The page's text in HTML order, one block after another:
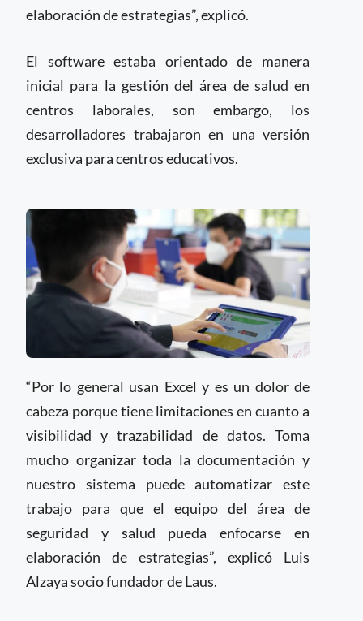
elaboración de estrategias”, explicó.
El software estaba orientado de manera
inicial para la gestión del área de salud en
centros laborales, son embargo, los
desarrolladores trabajaron en una versión
exclusiva para centros educativos.
“Por lo general usan Excel y es un dolor de
cabeza porque tiene limitaciones en cuanto a
visibilidad y trazabilidad de datos. Toma
mucho organizar toda la documentación y
nuestro sistema puede automatizar este
trabajo para que el equipo del área de
seguridad y salud pueda enfocarse en
elaboración de estrategias”, explicó Luis
Alzaya socio fundador de Laus.